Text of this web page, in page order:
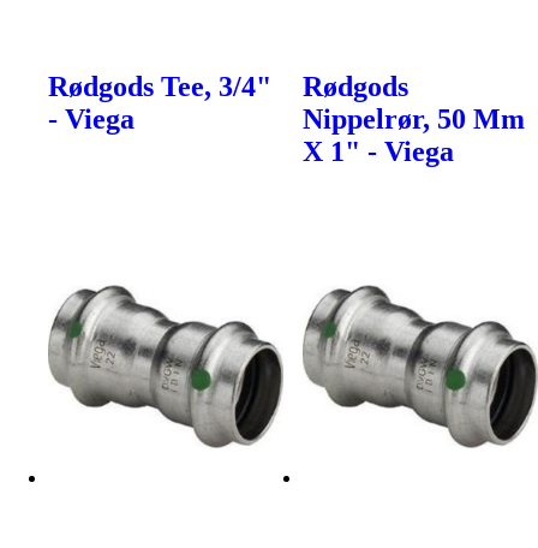
Rødgods Tee, 3/4"
- Viega
Rødgods
Nippelrør, 50 Mm
X 1" - Viega